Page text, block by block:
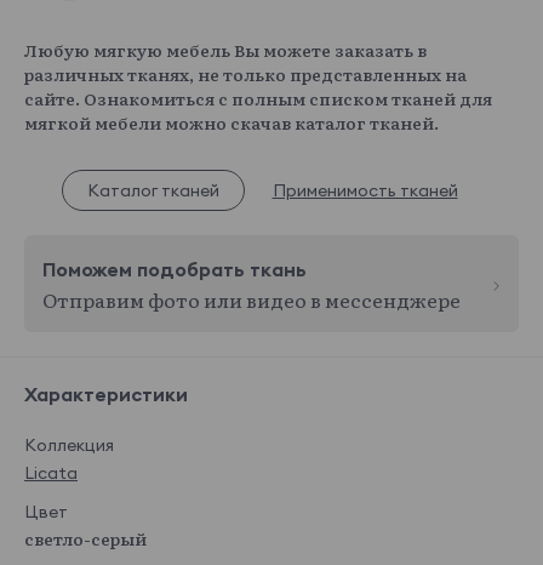
Любую мягкую мебель Вы можете заказать в
различных тканях, не только представленных на
сайте. Ознакомиться с полным списком тканей для
мягкой мебели можно скачав каталог тканей.
Каталог тканей Применимость тканей
Поможем подобрать ткань
Отправим фото или видео в мессенджере
Характеристики
Коллекция
Licata
Цвет
светло-серый